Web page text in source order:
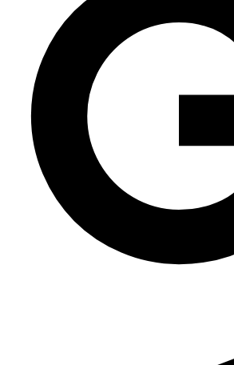
Купить одноразовые контейнеры оптом
Контейнеры одноразовые с крышкой
Полистирол для пищевых продуктов
Профессиональные моющие средства оптом
Соусницы одноразовые купить
запайки), 400шт/уп
Ланч-бокс MB-1 из пенополистирола
Контейнер для суши HF-63 с черным дном, 594
Ведро прямоугольное для пищевых продуктов 3 л
Гофрированные стаканы бумажные 110мл
Универсальная и спец упаковка 560мл
Соусники одноразовые 200мл